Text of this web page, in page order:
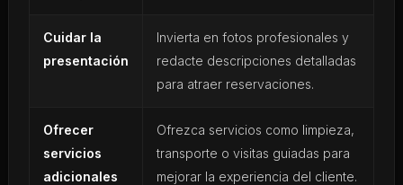
Cuidar la
presentación
Invierta en fotos profesionales y
redacte descripciones detalladas
para atraer reservaciones.
Ofrecer
servicios
adicionales
Ofrezca servicios como limpieza,
transporte o visitas guiadas para
mejorar la experiencia del cliente.